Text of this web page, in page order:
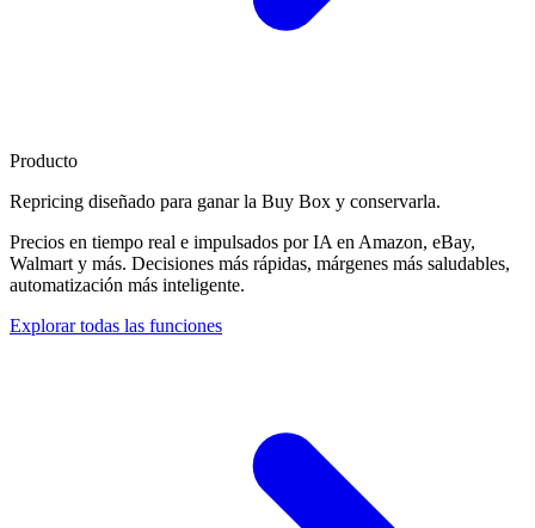
Producto
Repricing diseñado para ganar la Buy Box y conservarla.
Precios en tiempo real e impulsados por IA en Amazon, eBay,
Walmart y más. Decisiones más rápidas, márgenes más saludables,
automatización más inteligente.
Explorar todas las funciones